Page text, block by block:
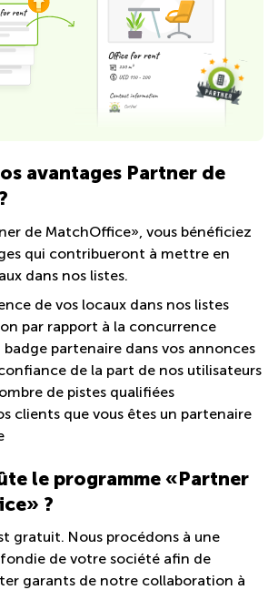
avantages Partner de
de MatchOffice», vous bénéficiez
qui contribueront à mettre en
dans nos listes.
de vos locaux dans nos listes
par rapport à la concurrence
partenaire dans vos annonces
de la part de nos utilisateurs
de pistes qualifiées
clients que vous êtes un partenaire
le programme «Partner
?
gratuit. Nous procédons à une
de votre société afin de
garants de notre collaboration à